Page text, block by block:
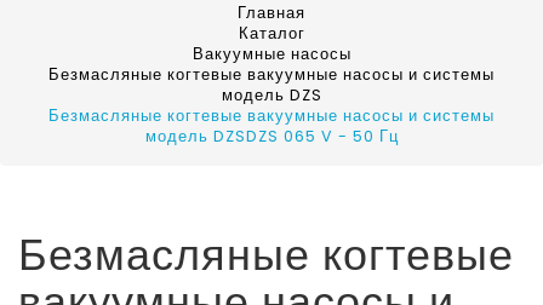
Главная
Каталог
Вакуумные насосы
Безмасляные когтевые вакуумные насосы и системы
модель DZS
Безмасляные когтевые вакуумные насосы и системы
модель DZSDZS 065 V - 50 Гц
Безмасляные когтевые